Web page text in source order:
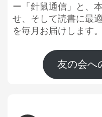
ー「針鼠通信」と、
せ、そして読書に最
を毎月お届けします。
友の会へ